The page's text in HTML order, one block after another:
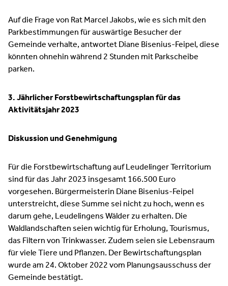
Auf die Frage von Rat Marcel Jakobs, wie es sich mit den
Parkbestimmungen für auswärtige Besucher der
Gemeinde verhalte, antwortet Diane Bisenius-Feipel, diese
könnten ohnehin während 2 Stunden mit Parkscheibe
parken.
3. Jährlicher Forstbewirtschaftungsplan für das
Aktivitätsjahr 2023
Diskussion und Genehmigung
Für die Forstbewirtschaftung auf Leudelinger Territorium
sind für das Jahr 2023 insgesamt 166.500 Euro
vorgesehen. Bürgermeisterin Diane Bisenius-Feipel
unterstreicht, diese Summe sei nicht zu hoch, wenn es
darum gehe, Leudelingens Wälder zu erhalten. Die
Waldlandschaften seien wichtig für Erholung, Tourismus,
das Filtern von Trinkwasser. Zudem seien sie Lebensraum
für viele Tiere und Pflanzen. Der Bewirtschaftungsplan
wurde am 24. Oktober 2022 vom Planungsausschuss der
Gemeinde bestätigt.